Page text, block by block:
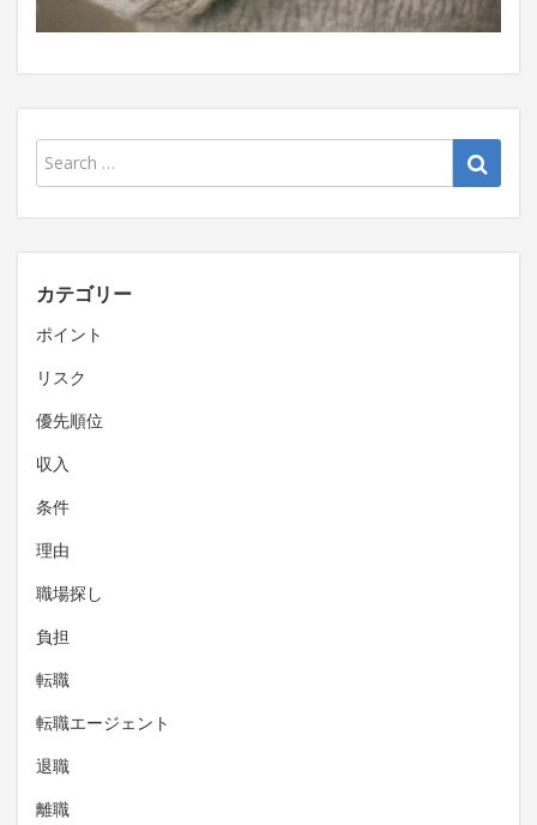
カテゴリー
ポイント
リスク
優先順位
収入
条件
理由
職場探し
負担
転職
転職エージェント
退職
離職